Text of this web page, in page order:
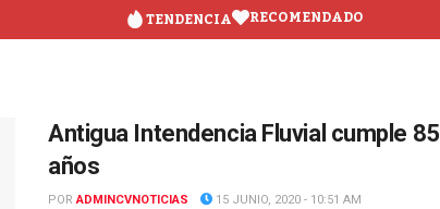
TENDENCIA RECOMENDADO
Antigua Intendencia Fluvial cumple 85
años
POR ADMINCVNOTICIAS 15 JUNIO, 2020 - 10:51 AM